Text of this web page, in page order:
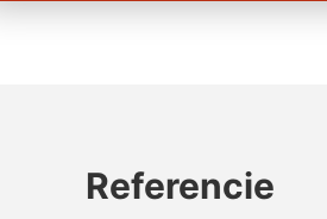
Referencie